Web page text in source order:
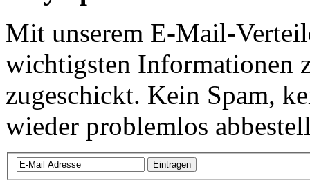
Mit unserem E-Mail-
wichtigsten Informationen
zugeschickt. Kein Spam,
wieder problemlos